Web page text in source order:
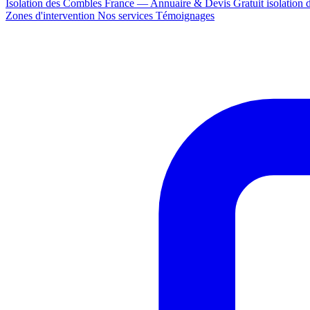
Isolation des Combles France — Annuaire & Devis Gratuit isolation
Zones d'intervention Nos services Témoignages